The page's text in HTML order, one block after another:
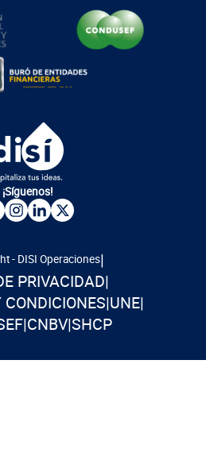
¡Síguenos!
- DISI Operaciones|
PRIVACIDAD|
|UNE|
|CNBV|SHCP